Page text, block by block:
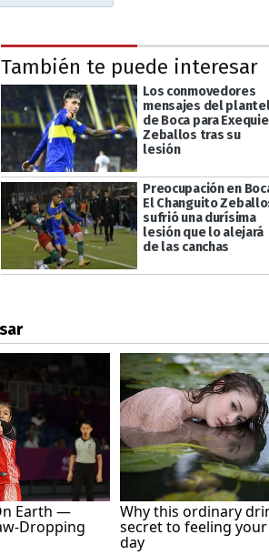
También te puede interesar
Los conmovedores
mensajes del
de Boca para
Zeballos tras su
lesión
Preocupación en
El Changuito
sufrió una durísima
lesión que lo alejará
de las canchas